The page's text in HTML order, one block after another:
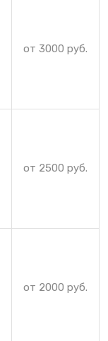
от 3000 руб.
от 2500 руб.
от 2000 руб.